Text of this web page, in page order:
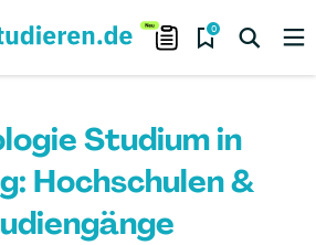
0
Studium in
Hochschulen &